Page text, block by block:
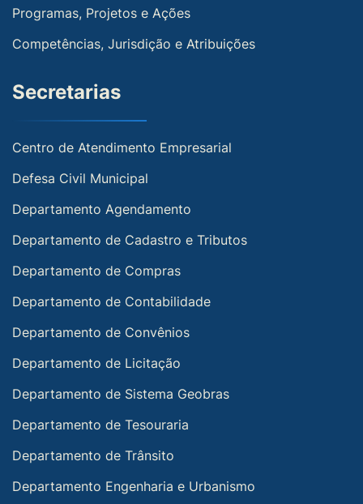
Programas, Projetos e Ações
Competências, Jurisdição e Atribuições
Secretarias
Centro de Atendimento Empresarial
Defesa Civil Municipal
Departamento Agendamento
Departamento de Cadastro e Tributos
Departamento de Compras
Departamento de Contabilidade
Departamento de Convênios
Departamento de Licitação
Departamento de Sistema Geobras
Departamento de Tesouraria
Departamento de Trânsito
Departamento Engenharia e Urbanismo